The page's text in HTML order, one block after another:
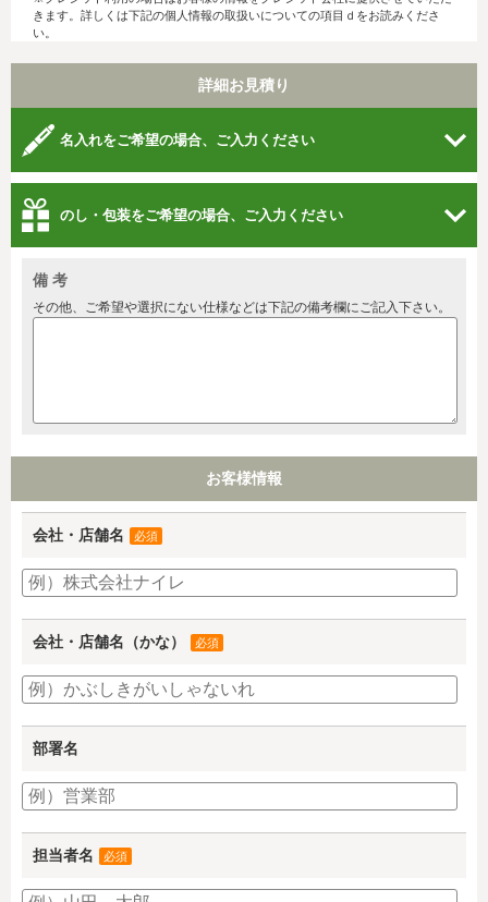
きます。詳しくは下記の個人情報の取扱いについての項目ｄをお読みくださ
い。
詳細お見積り
名入れをご希望の場合、ご入力ください
のし・包装をご希望の場合、ご入力ください
備 考
その他、ご希望や選択にない仕様などは下記の備考欄にご記入下さい。
お客様情報
会社・店舗名 必須
会社・店舗名（かな） 必須
部署名
担当者名 必須